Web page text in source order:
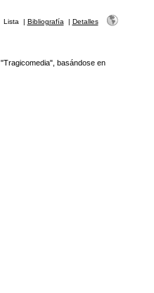
Lista | Bibliografía | Detalles
basándose en